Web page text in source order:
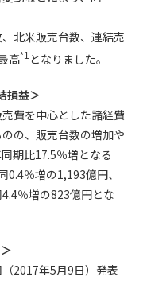
北米販売台数、連結売
高*1 となりました。
損益＞
費を中心とした諸経費
の、販売台数の増加や
期比17.5％増となる
％増の1,193億円、
％増の823億円とな
2017年5月9日）発表